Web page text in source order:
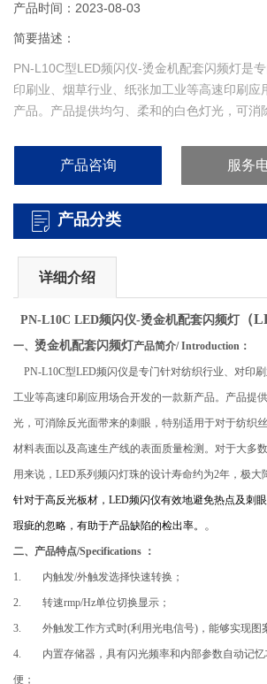
产品时间：2023-08-03
简要描述：
PN-L10C型LED频闪仪-烫金机配套闪频灯是
印刷业、烟草行业、纸张加工业等高速印刷应
产品。产品提供均匀、柔和的白色灯光，可消
产品咨询 服务
产品分类
详细介绍
PN-L10C LED频闪仪-烫金机配套闪频灯（
一、 烫金机配套闪频灯产品简介/ Introduction：
PN-L10C型LED频闪仪是专门针对纺织行业、对印
工业等高速印刷应用场合开发的一款新产品。产品提
光，可消除反光面带来的刺眼，特别适用于对于纺织
材料表面以及高速生产线的表面质量检测。对于大多
用来说，LED系列频闪灯珠的设计寿命约为2年，极大
针对于高反光板材，LED频闪仪有效地避免热点及刺
瑕疵的忽略，有助于产品缺陷的检出率。 。
二、 产品特点/Specifications ：
1. 内触发/外触发选择快速转换；
2.转速rmp/Hz单位切换显示；
3.外触发工作方式时(利用光电信号)，能够实现图
4. 内置存储器，具有闪光频率和内部参数自动记
便；